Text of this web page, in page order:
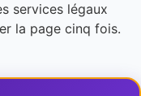
services légaux
la page cinq fois.